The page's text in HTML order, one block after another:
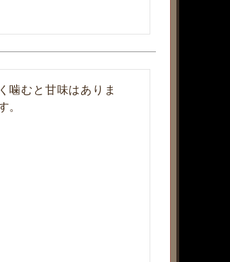
噛むと甘味はありま
。